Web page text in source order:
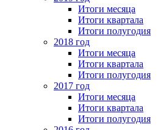
Итоги месяца
Итоги квартала
Итоги полугодия
2018 год
Итоги месяца
Итоги квартала
Итоги полугодия
2017 год
Итоги месяца
Итоги квартала
Итоги полугодия